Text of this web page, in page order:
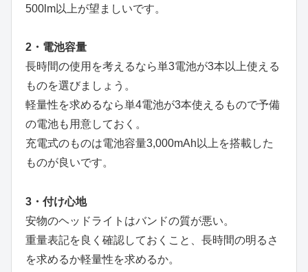
500lm以上が望ましいです。
2・電池容量
長時間の使用を考えるなら単3電池が3本以上使える
ものを選びましょう。
軽量性を求めるなら単4電池が3本使えるもので予備
の電池も用意しておく。
充電式のものは電池容量3,000mAh以上を搭載した
ものが良いです。
3・付け心地
安物のヘッドライトはバンドの質が悪い。
重量表記を良く確認しておくこと、長時間の明るさ
を求めるか軽量性を求めるか。